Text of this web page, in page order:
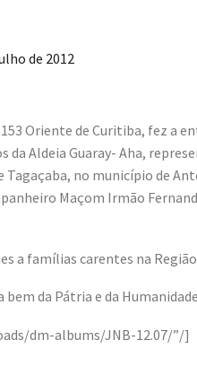
de 2012
153 Oriente de Curitiba, fez
da Aldeia Guaray- Aha,
no município de
Maçom Irmão
a famílias carentes na
da Pátria e da
dm-albums/JNB-12.07/”/]